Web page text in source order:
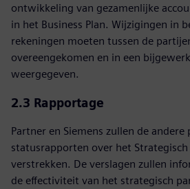
ontwikkeling van gezamenlijke
in het Business Plan. Wijzigingen in
rekeningen moeten tussen de
overeengekomen en in een
weergegeven.
2.3 Rapportage
Partner en Siemens zullen de
statusrapporten over het Strategisch
verstrekken. De verslagen zullen
de effectiviteit van het strategisch